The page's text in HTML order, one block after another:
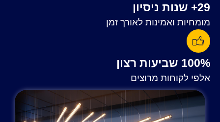
29+ שנות ניסיון
מומחיות ואמינות לאורך זמן
100% שביעות רצון
אלפי לקוחות מרוצים